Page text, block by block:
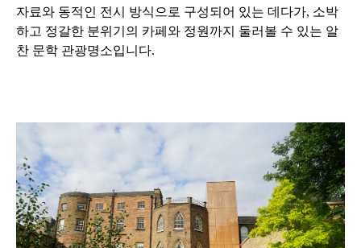
자료와 동적인 전시 방식으로 구성되어 있는 데다가, 소박
하고 정갈한 분위기의 카페와 정원까지 둘러볼 수 있는 알
찬 문학 관광명소입니다.